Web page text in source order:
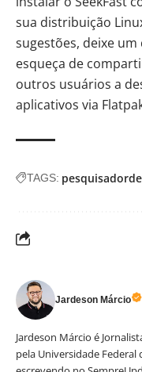
sua distribuição
sugestões, deixe
esqueça de
outros usuários a
aplicativos via
TAGS:
Jardeson Márcio
Jardeson Márcio é
pela Universidade Federal